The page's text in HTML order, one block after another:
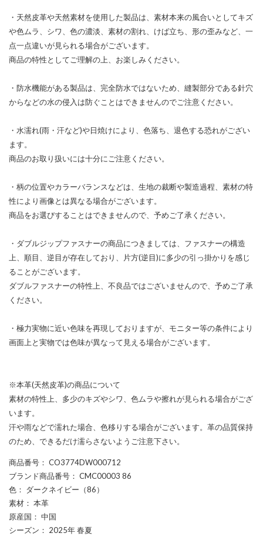
・天然皮革や天然素材を使用した製品は、素材本来の風合いとしてキズ
や色ムラ、シワ、色の濃淡、素材の割れ、けば立ち、形の歪みなど、一
点一点違いが見られる場合がございます。
商品の特性としてご理解の上、お楽しみください。
・防水機能がある製品は、完全防水ではないため、縫製部分である針穴
からなどの水の侵入は防ぐことはできませんのでご注意ください。
・水濡れ(雨・汗など)や日焼けにより、色落ち、退色する恐れがござい
ます。
商品のお取り扱いには十分にご注意ください。
・柄の位置やカラーバランスなどは、生地の裁断や製造過程、素材の特
性により画像とは異なる場合がございます。
商品をお選びすることはできませんので、予めご了承ください。
・ダブルジップファスナーの商品につきましては、ファスナーの構造
上、順目、逆目が存在しており、片方(逆目)に多少の引っ掛かりを感じ
ることがございます。
ダブルファスナーの特性上、不良品ではございませんので、予めご了承
ください。
・極力実物に近い色味を再現しておりますが、モニター等の条件により
画面上と実物では色味が異なって見える場合がございます。
※本革(天然皮革)の商品について
素材の特性上、多少のキズやシワ、色ムラや擦れが見られる場合がござ
います。
汗や雨などで濡れた場合、色移りする場合がございます。革の品質保持
のため、できるだけ濡らさないようご注意下さい。
商品番号 ： CO3774DW000712
ブランド商品番号 ： CMC00003 86
色 ： ダークネイビー（86）
素材 ： 本革
原産国 ： 中国
シーズン ： 2025年 春夏